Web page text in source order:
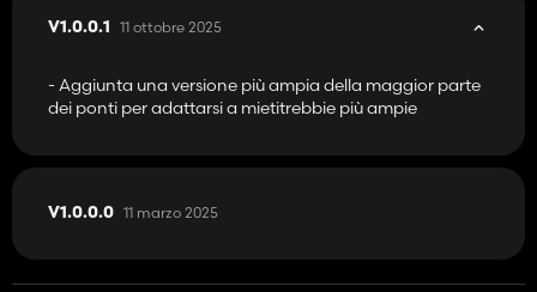
V1.0.0.1 11 ottobre 2025
- Aggiunta una versione più ampia della maggior parte
dei ponti per adattarsi a mietitrebbie più ampie
V1.0.0.0 11 marzo 2025